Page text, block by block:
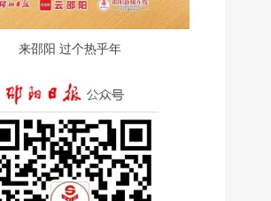
来邵阳 过个热乎年